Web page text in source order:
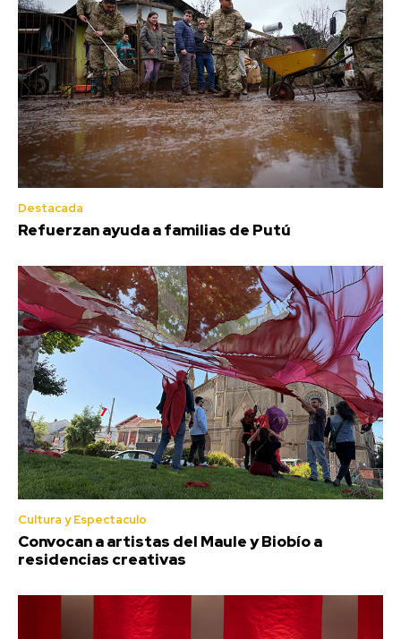
Destacada
Refuerzan ayuda a familias de Putú
Cultura y Espectaculo
Convocan a artistas del Maule y Biobío a
residencias creativas